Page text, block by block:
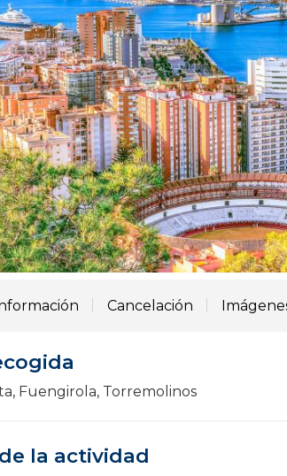
Cancelación
Fuengirola, Torremolinos
la actividad